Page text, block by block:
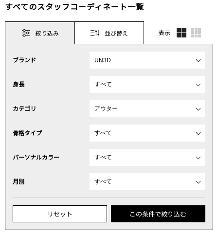
すべてのスタッフコーディネート一覧
絞り込み 並び替え 表示
ブランド
身長
カテゴリ
骨格タイプ
パーソナルカラー
月別
リセット この条件で絞り込む